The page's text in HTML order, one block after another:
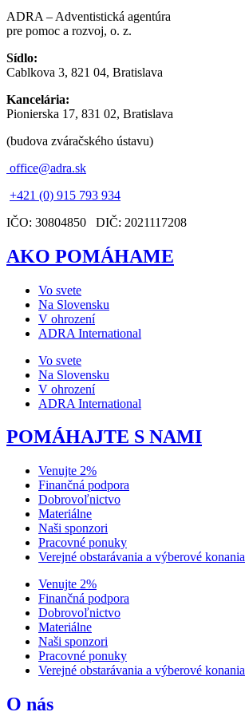
ADRA – Adventistická agentúra
pre pomoc a rozvoj, o. z.
Sídlo:
Cablkova 3, 821 04, Bratislava
Kancelária:
Pionierska 17, 831 02, Bratislava
(budova zváračského ústavu)
office@adra.sk
+421 (0) 915 793 934
IČO: 30804850 DIČ: 2021117208
AKO POMÁHAME
Vo svete
Na Slovensku
V ohrození
ADRA International
Vo svete
Na Slovensku
V ohrození
ADRA International
POMÁHAJTE S NAMI
Venujte 2%
Finančná podpora
Dobrovoľnictvo
Materiálne
Naši sponzori
Pracovné ponuky
Verejné obstarávania a výberové konania
Venujte 2%
Finančná podpora
Dobrovoľnictvo
Materiálne
Naši sponzori
Pracovné ponuky
Verejné obstarávania a výberové konania
O nás